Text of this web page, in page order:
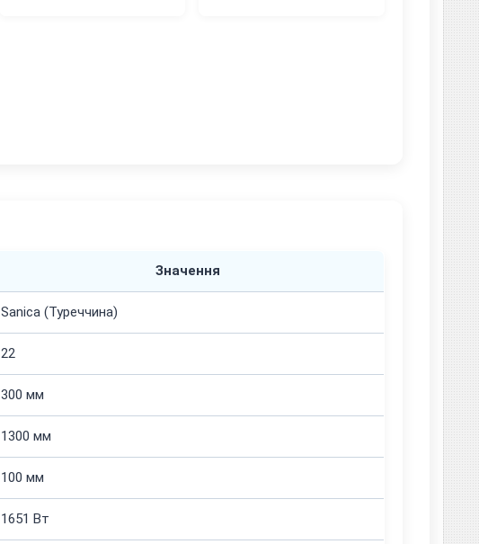
Значення
Sanica (Туреччина)
22
300 мм
1300 мм
100 мм
1651 Вт